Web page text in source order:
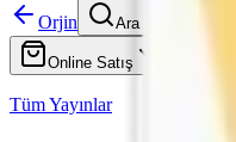
Orjin
Ara
Online Satış
Tüm Yayınlar